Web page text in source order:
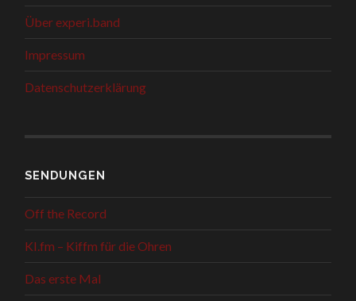
Über experi.band
Impressum
Datenschutzerklärung
SENDUNGEN
Off the Record
KI.fm – Kiffm für die Ohren
Das erste Mal